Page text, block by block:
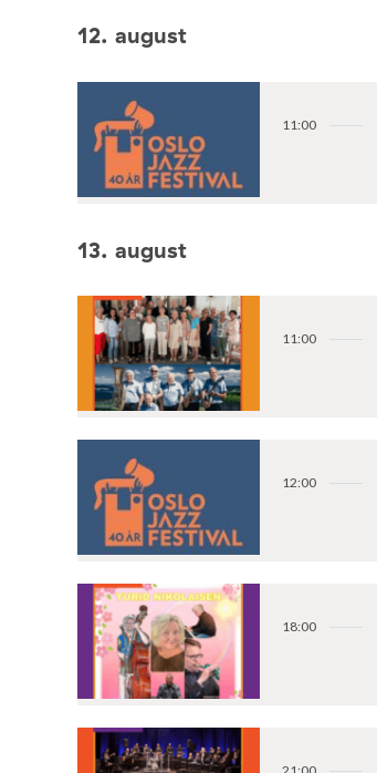
12. august
11:00
13. august
11:00
12:00
18:00